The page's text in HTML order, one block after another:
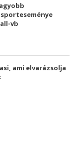
vb
ami elvarázsolja